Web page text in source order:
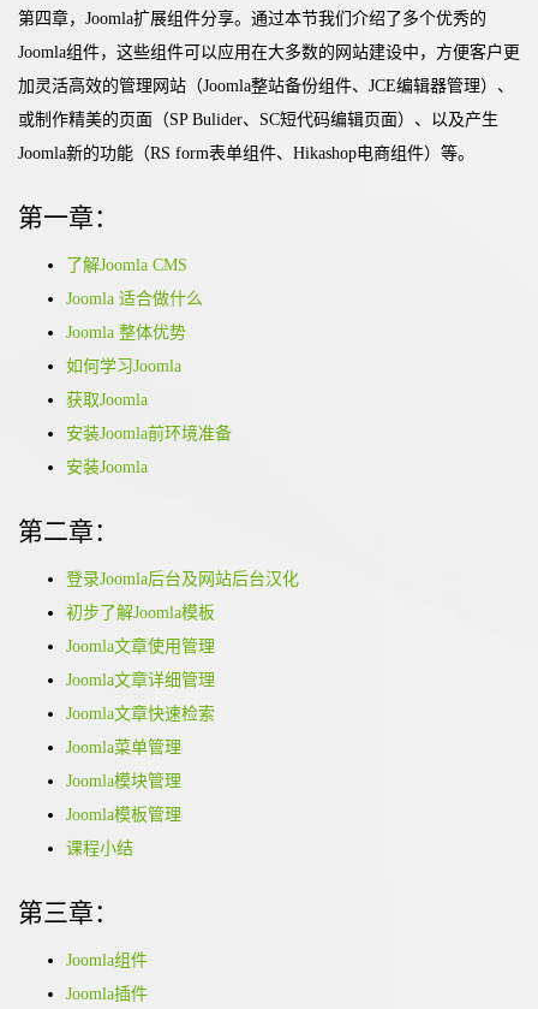
第四章，Joomla扩展组件分享。通过本节我们介绍了多个优秀的
Joomla组件，这些组件可以应用在大多数的网站建设中，方便客户更
加灵活高效的管理网站（Joomla整站备份组件、JCE编辑器管理）、
或制作精美的页面（SP Bulider、SC短代码编辑页面）、以及产生
Joomla新的功能（RS form表单组件、Hikashop电商组件）等。
第一章：
了解Joomla CMS
Joomla 适合做什么
Joomla 整体优势
如何学习Joomla
获取Joomla
安装Joomla前环境准备
安装Joomla
第二章：
登录Joomla后台及网站后台汉化
初步了解Joomla模板
Joomla文章使用管理
Joomla文章详细管理
Joomla文章快速检索
Joomla菜单管理
Joomla模块管理
Joomla模板管理
课程小结
第三章：
Joomla组件
Joomla插件